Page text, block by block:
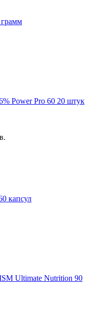
Power Pro 60 20 штук
капсул
Ultimate Nutrition 90